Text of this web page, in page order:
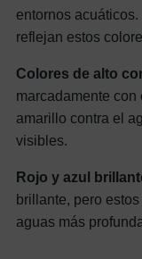
entornos
reflejan estos
Colores de alto
marcadamente con
amarillo contra el
visibles.
Rojo y azul
brillante, pero
aguas más